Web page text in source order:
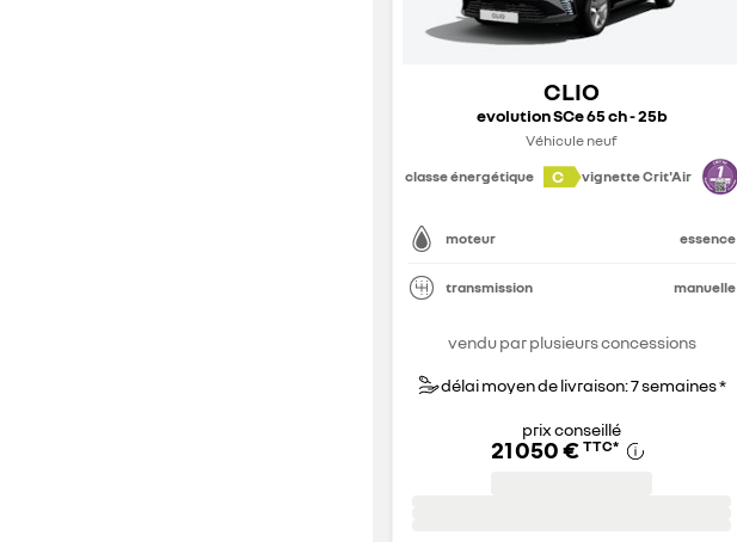
CLIO
evolution SCe 65 ch - 25b
Véhicule neuf
classe énergétique
C vignette Crit'Air
moteur essence
transmission manuelle
vendu par plusieurs concessions
délai moyen de livraison: 7 semaines *
prix conseillé
21 050 € TTC*